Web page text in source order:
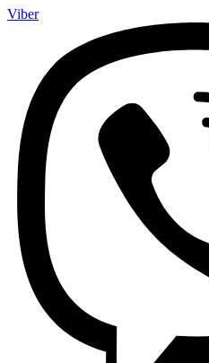
Viber